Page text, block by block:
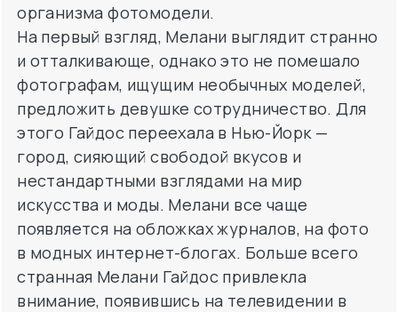
организма фотомодели.
На первый взгляд, Мелани выглядит странно
и отталкивающе, однако это не помешало
фотографам, ищущим необычных моделей,
предложить девушке сотрудничество. Для
этого Гайдос переехала в Нью-Йорк —
город, сияющий свободой вкусов и
нестандартными взглядами на мир
искусства и моды. Мелани все чаще
появляется на обложках журналов, на фото
в модных интернет-блогах. Больше всего
странная Мелани Гайдос привлекла
внимание, появившись на телевидении в